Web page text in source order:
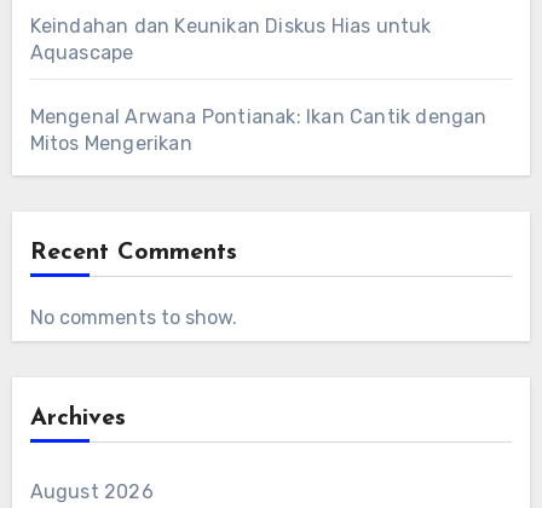
Keindahan dan Keunikan Diskus Hias untuk
Aquascape
Mengenal Arwana Pontianak: Ikan Cantik dengan
Mitos Mengerikan
Recent Comments
No comments to show.
Archives
August 2026